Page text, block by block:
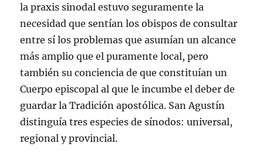
la praxis sinodal estuvo seguramente la
necesidad que sentí­an los obispos de consultar
entre sí­ los problemas que asumí­an un alcance
más amplio que el puramente local, pero
también su conciencia de que constituí­an un
Cuerpo episcopal al que le incumbe el deber de
guardar la Tradición apostólica. San Agustí­n
distinguí­a tres especies de sí­nodos: universal,
regional y provincial.